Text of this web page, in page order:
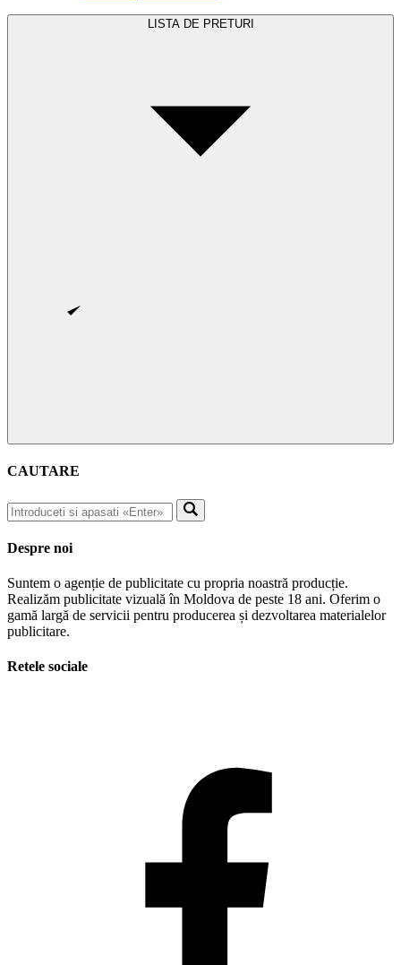
LISTA DE PRETURI
CAUTARE
Despre noi
Suntem o agenție de publicitate cu propria noastră producție.
Realizăm publicitate vizuală în Moldova de peste 18 ani. Oferim o
gamă largă de servicii pentru producerea și dezvoltarea materialelor
publicitare.
Retele sociale